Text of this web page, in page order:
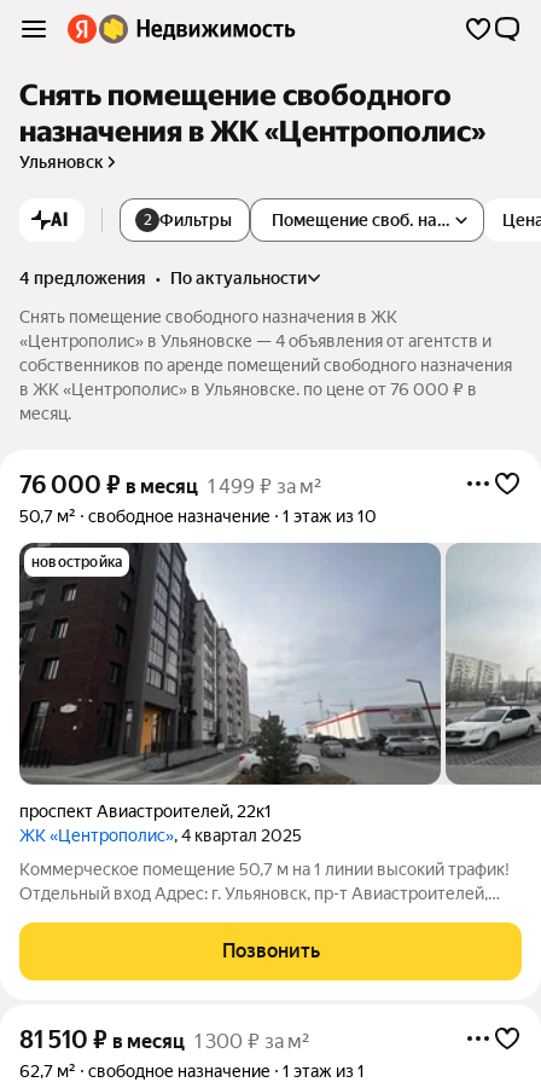
Снять помещение свободного
назначения в ЖК «Центрополис»
Ульяновск
AI 2 Фильтры Помещение своб. назначения
4 предложения •
по актуальности
Снять помещение свободного назначения в ЖК
«Центрополис» в Ульяновске — 4 объявления от агентств и
собственников по аренде помещений свободного назначения
в ЖК «Центрополис» в Ульяновске. по цене от 76 000 ₽ в
месяц.
76 000 ₽ в месяц 1 499 ₽ за м²
50,7 м² свободное назначение 1 этаж из 10
новостройка
проспект Авиастроителей, 22к1
ЖК «Центрополис», 4 квартал 2025
Коммерческое помещение 50,7 м на 1 линии высокий трафик!
Отдельный вход Адрес: г. Ульяновск, пр-т Авиастроителей,
помещение в новом густонаселённом жилом массиве
отличная точка для запуска и
Позвонить
81 510 ₽ в месяц 1 300 ₽ за м²
62,7 м² свободное назначение 1 этаж из 1